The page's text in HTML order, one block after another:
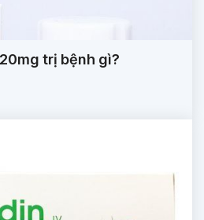
trị bệnh gì?